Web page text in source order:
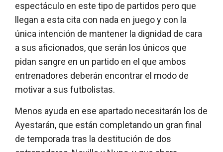
espectáculo en este tipo de partidos pero que
llegan a esta cita con nada en juego y con la
única intención de mantener la dignidad de cara
a sus aficionados, que serán los únicos que
pidan sangre en un partido en el que ambos
entrenadores deberán encontrar el modo de
motivar a sus futbolistas.
Menos ayuda en ese apartado necesitarán los de
Ayestarán, que están completando un gran final
de temporada tras la destitución de dos